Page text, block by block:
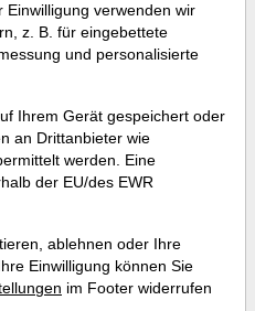
mit Blick
KI-Aktie mit
verwenden wir
z. B. für eingebettete
und personalisierte
Ihrem Gerät gespeichert oder
an Drittanbieter wie
werden. Eine
der EU/des EWR
ablehnen oder Ihre
Einwilligung können Sie
im Footer widerrufen